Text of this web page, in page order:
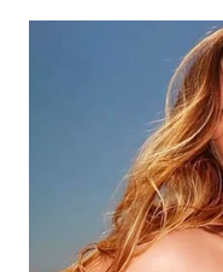
CIREBON